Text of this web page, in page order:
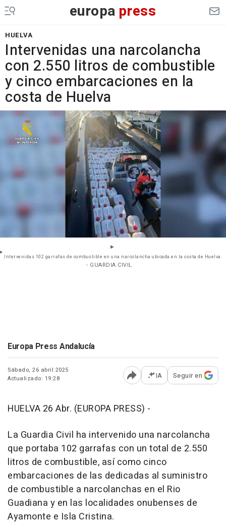
europa press
HUELVA
Intervenidas una narcolancha
con 2.550 litros de combustible
y cinco embarcaciones en la
costa de Huelva
Intervenidas 102 garrafas de combustible en una narcolancha ubicada en la costa de Huelva.
- GUARDIA CIVIL
Europa Press Andalucía
Sábado, 26 abril 2025
Actualizado: 19:28
Abrir opciones para
IA Seguir en
HUELVA 26 Abr. (EUROPA PRESS) -
La Guardia Civil ha intervenido una narcolancha
que portaba 102 garrafas con un total de 2.550
litros de combustible, así como cinco
embarcaciones de las dedicadas al suministro
de combustible a narcolanchas en el Rio
Guadiana y en las localidades onubenses de
Ayamonte e Isla Cristina.